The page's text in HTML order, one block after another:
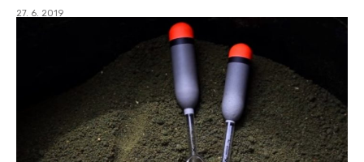
27. 6. 2019